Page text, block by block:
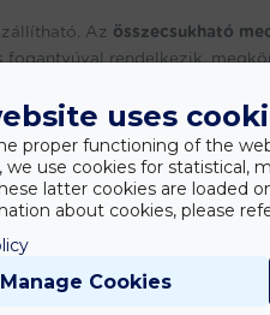
Az összecsukható
fogantyúval rendelkezik,
uses
proper functioning of the
we use cookies for statistical,
latter cookies are loaded
about cookies, please
Manage Cookies